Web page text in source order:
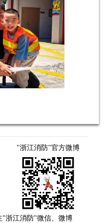
"浙江消防"官方微博
"浙江消防"微信、微博